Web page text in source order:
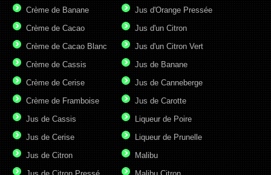
Crème de Banane
Crème de Cacao
Crème de Cacao Blanc
Crème de Cassis
Crème de Cerise
Crème de Framboise
Jus d'Orange Pressée
Jus d'un Citron
Jus d'un Citron Vert
Jus de Banane
Jus de Canneberge
Jus de Carotte
Jus de Cassis
Jus de Cerise
Jus de Citron
Liqueur de Poire
Liqueur de Prunelle
Malibu